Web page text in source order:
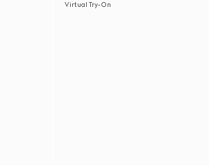
Virtual Try-On